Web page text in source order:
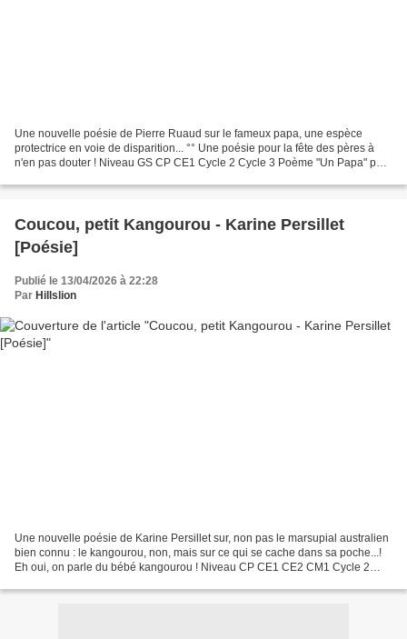
Une nouvelle poésie de Pierre Ruaud sur le fameux papa, une espèce
protectrice en voie de disparition... °° Une poésie pour la fête des pères à
n'en pas douter ! Niveau GS CP CE1 Cycle 2 Cycle 3 Poème "Un Papa" par
Coucou, petit Kangourou - Karine Persillet
[Poésie]
Publié le 13/04/2026 à 22:28
Par Hillslion
Une nouvelle poésie de Karine Persillet sur, non pas le marsupial australien
bien connu : le kangourou, non, mais sur ce qui se cache dans sa poche...!
Eh oui, on parle du bébé kangourou ! Niveau CP CE1 CE2 CM1 Cycle 2